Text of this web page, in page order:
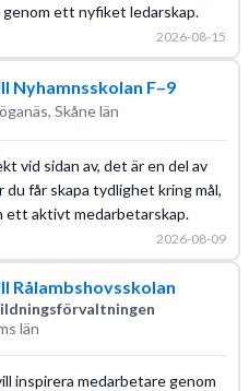
ett nyfiket ledarskap.
2026-08-15
F–9
Skåne län
vid sidan av, det är en del av
du får skapa tydlighet kring mål,
ett aktivt medarbetarskap.
2026-08-09
Rålambshovsskolan
län
inspirera medarbetare genom